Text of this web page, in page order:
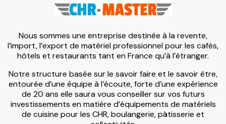
Nous sommes une entreprise destinée à la revente,
l’import, l’export de matériel professionnel pour les cafés,
hôtels et restaurants tant en France qu’à l’étranger.
Notre structure basée sur le savoir faire et le savoir être,
entourée d’une équipe à l’écoute, forte d’une expérience
de 20 ans elle saura vous conseiller sur vos futurs
investissements en matière d’équipements de matériels
de cuisine pour les CHR, boulangerie, pâtisserie et